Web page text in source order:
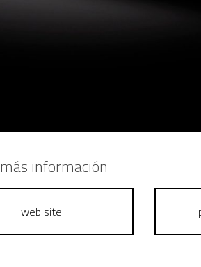
más información
web site